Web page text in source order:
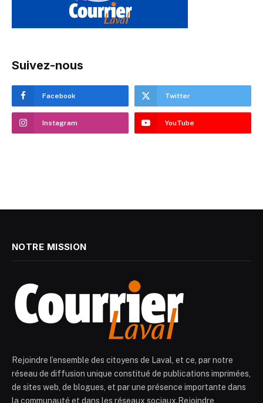
Suivez-nous
Facebook Twitter
Instagram YouTube
NOTRE MISSION
Rejoindre l’ensemble des citoyens de Laval, et ce, par notre
réseau de diffusion unique constitué de publications imprimées,
de sites web, de blogues, et par une présence importante dans
la communauté et dans les réseaux sociaux.Rejoindre